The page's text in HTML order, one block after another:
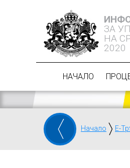
ЗА
НА
2020
НАЧАЛО
Начало Е-